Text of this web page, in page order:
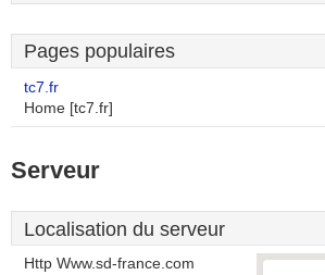
Pages populaires
tc7.fr
Home [tc7.fr]
Serveur
Localisation du serveur
Http Www.sd-france.com